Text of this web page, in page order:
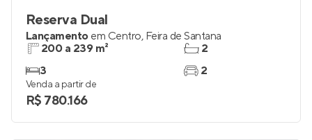
Reserva Dual
Lançamento em Centro, Feira de Santana
200 a 239 m²
3
2
2
Venda a partir de
R$ 780.166